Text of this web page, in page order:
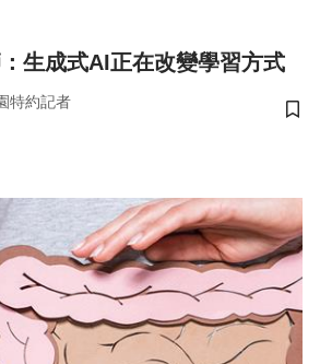
生成式AI正在改變學習方式
特約記者
儲